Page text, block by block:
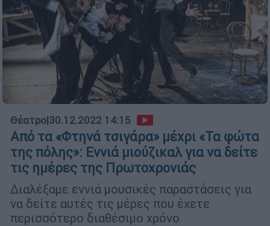
Θέατρο|30.12.2022 14:15
Από τα «Φτηνά τσιγάρα» μέχρι «Τα φώτα
της πόλης»: Εννιά μιούζικαλ για να δείτε
τις ημέρες της Πρωτοχρονιάς
Διαλέξαμε εννιά μουσικές παραστάσεις για
να δείτε αυτές τις μέρες που έχετε
περισσότερο διαθέσιμο χρόνο